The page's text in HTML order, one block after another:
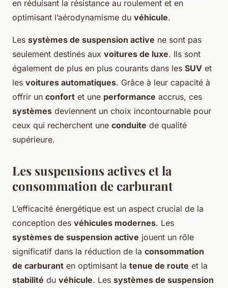
en réduisant la résistance au roulement et en
optimisant l’aérodynamisme du véhicule.
Les systèmes de suspension active ne sont pas
seulement destinés aux voitures de luxe. Ils sont
également de plus en plus courants dans les SUV et
les voitures automatiques. Grâce à leur capacité à
offrir un confort et une performance accrus, ces
systèmes deviennent un choix incontournable pour
ceux qui recherchent une conduite de qualité
supérieure.
Les suspensions actives et la
consommation de carburant
L’efficacité énergétique est un aspect crucial de la
conception des véhicules modernes. Les
systèmes de suspension active jouent un rôle
significatif dans la réduction de la consommation
de carburant en optimisant la tenue de route et la
stabilité du véhicule. Les systèmes de suspension